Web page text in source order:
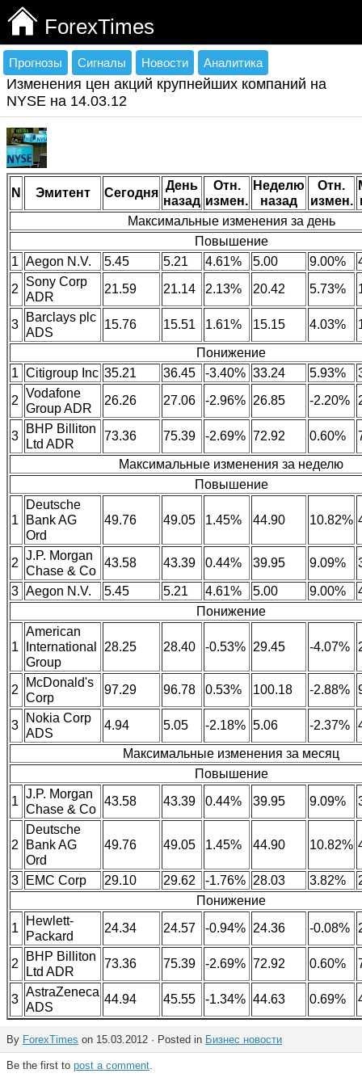
ForexTimes
Прогнозы Сигналы Новости Аналитика
Изменения цен акций крупнейших компаний на
NYSE на 14.03.12
N Эмитент Сегодня
День
назад
Отн.
измен.
Неделю
назад
Отн.
измен.
Максимальные изменения за день
Повышение
1 Aegon N.V. 5.45 5.21 4.61% 5.00 9.00%
2
Sony Corp
ADR
21.59 21.14 2.13% 20.42 5.73%
3
Barclays plc
ADS
15.76 15.51 1.61% 15.15 4.03%
Понижение
1 Citigroup Inc 35.21 36.45 -3.40% 33.24 5.93%
2
Vodafone
Group ADR
26.26 27.06 -2.96% 26.85 -2.20%
3
BHP Billiton
Ltd ADR
73.36 75.39 -2.69% 72.92 0.60%
Максимальные изменения за неделю
Повышение
1
Deutsche
Bank AG
Ord
49.76 49.05 1.45% 44.90 10.82%
2
J.P. Morgan
Chase & Co
43.58 43.39 0.44% 39.95 9.09%
3 Aegon N.V. 5.45 5.21 4.61% 5.00 9.00%
Понижение
1
American
International
Group
28.25 28.40 -0.53% 29.45 -4.07%
2
McDonald's
Corp
97.29 96.78 0.53% 100.18 -2.88%
3
Nokia Corp
ADS
4.94 5.05 -2.18% 5.06 -2.37%
Максимальные изменения за месяц
Повышение
1
J.P. Morgan
Chase & Co
43.58 43.39 0.44% 39.95 9.09%
2
Deutsche
Bank AG
Ord
49.76 49.05 1.45% 44.90 10.82%
3 EMC Corp 29.10 29.62 -1.76% 28.03 3.82%
Понижение
1
Hewlett-
Packard
24.34 24.57 -0.94% 24.36 -0.08%
2
BHP Billiton
Ltd ADR
73.36 75.39 -2.69% 72.92 0.60%
3
AstraZeneca
ADS
44.94 45.55 -1.34% 44.63 0.69%
By ForexTimes on 15.03.2012 · Posted in Бизнес новости
Be the first to post a comment.